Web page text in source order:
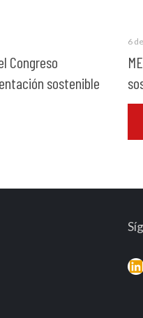
Congreso
sostenible
6